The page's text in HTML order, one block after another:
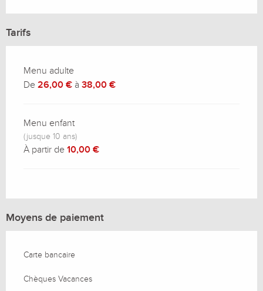
Tarifs
Menu adulte
De 26,00 € à 38,00 €
Menu enfant
(jusque 10 ans)
À partir de 10,00 €
Moyens de paiement
Carte bancaire
Chèques Vacances